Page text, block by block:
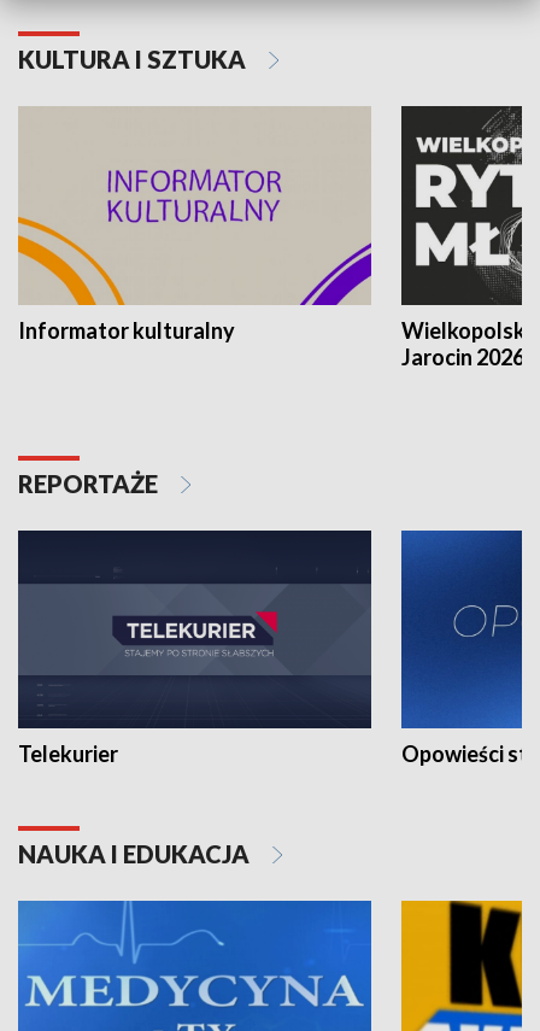
KULTURA I SZTUKA
Informator kulturalny
Jarocin 2026
REPORTAŻE
Telekurier Opowieści
NAUKA I EDUKACJA